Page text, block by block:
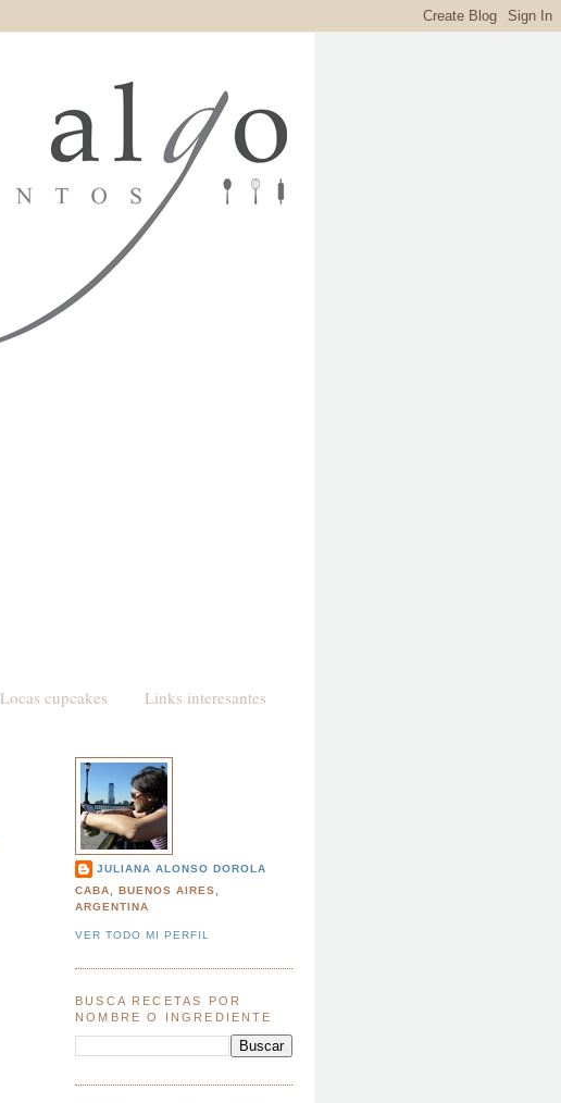
Locas cupcakes Links interesantes
JULIANA ALONSO DOROLA
CABA, BUENOS AIRES,
ARGENTINA
VER TODO MI PERFIL
BUSCA RECETAS POR
NOMBRE O INGREDIENTE